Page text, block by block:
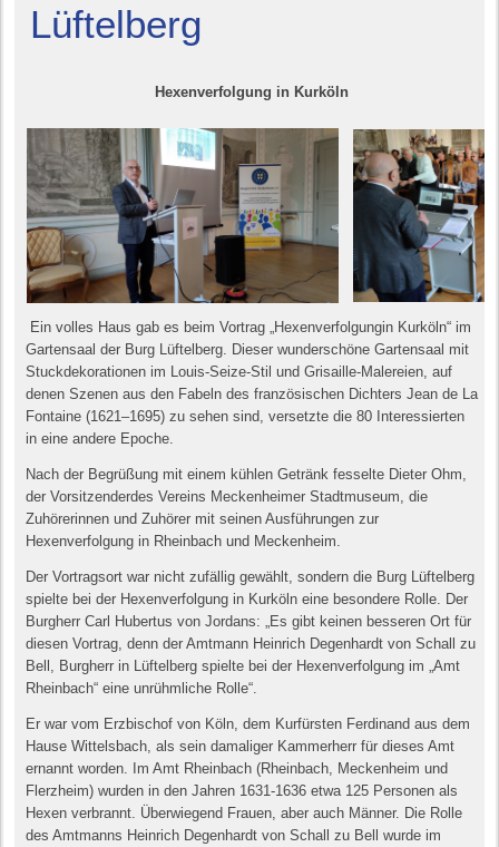
Lüftelberg
Hexenverfolgung in Kurköln
Ein volles Haus gab es beim Vortrag „Hexenverfolgungin Kurköln“ im
Gartensaal der Burg Lüftelberg. Dieserwunderschöne Gartensaal mit
Stuckdekorationen im Louis-Seize-Stil und Grisaille-Malereien, auf
denenSzenen aus den Fabeln des französischen DichtersJean de La
Fontaine (1621–1695) zu sehen sind,versetzte die 80 Interessierten
in eine andere Epoche.
Nach der Begrüßung mit einem kühlen Getränk fesselte Dieter Ohm,
der Vorsitzenderdes Vereins Meckenheimer Stadtmuseum, die
Zuhörerinnen und Zuhörer mit seinen Ausführungen zur
Hexenverfolgung in Rheinbach und Meckenheim.
Der Vortragsort war nicht zufällig gewählt, sondern die Burg Lüftelberg
spielte bei der Hexenverfolgung in Kurköln eine besondere Rolle. Der
Burgherr Carl Hubertus von Jordans: „Es gibt keinen besseren Ort für
diesen Vortrag, denn der Amtmann Heinrich Degenhardt von Schall zu
Bell, Burgherr in Lüftelberg spielte bei der Hexenverfolgung im „Amt
Rheinbach“ eine unrühmliche Rolle“.
Er war vom Erzbischof von Köln, dem Kurfürsten Ferdinand aus dem
Hause Wittelsbach, als sein damaliger Kammerherr für dieses Amt
ernannt worden. Im Amt Rheinbach (Rheinbach, Meckenheim und
Flerzheim) wurden in den Jahren 1631-1636 etwa 125 Personen als
Hexen verbrannt. Überwiegend Frauen, aber auch Männer. Die Rolle
des Amtmanns Heinrich Degenhardt von Schall zu Bell wurde im